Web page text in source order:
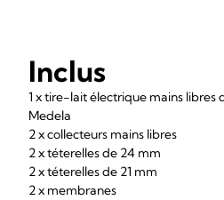
Inclus
1 x tire-lait électrique mains libres
Medela
2 x collecteurs mains libres
2 x téterelles de 24 mm
2 x téterelles de 21 mm
2 x membranes